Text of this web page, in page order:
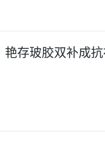
艳存玻胶双补成